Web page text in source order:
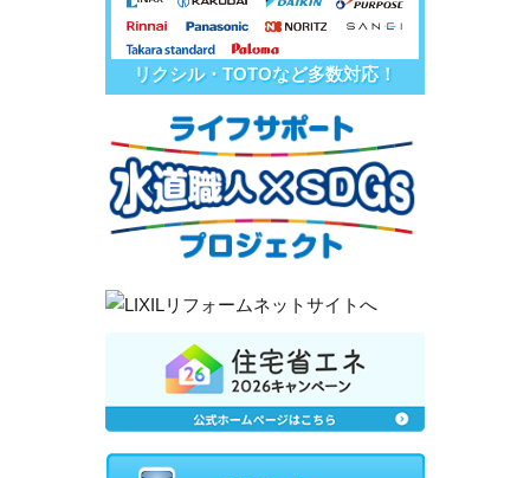
リクシル・TOTOなど多数対応！